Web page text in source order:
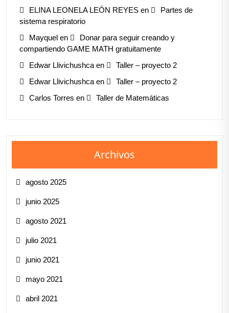
ELINA LEONELA LEÓN REYES en
Partes de
sistema respiratorio
Mayquel en
Donar para seguir creando y
compartiendo GAME MATH gratuitamente
Edwar Llivichushca en
Taller – proyecto 2
Edwar Llivichushca en
Taller – proyecto 2
Carlos Torres en Taller de Matemáticas
Archivos
agosto 2025
junio 2025
agosto 2021
julio 2021
junio 2021
mayo 2021
abril 2021